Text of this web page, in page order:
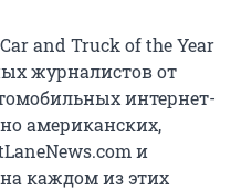
and Truck of the Year
журналистов от
интернет-
американских,
и
каждом из этих